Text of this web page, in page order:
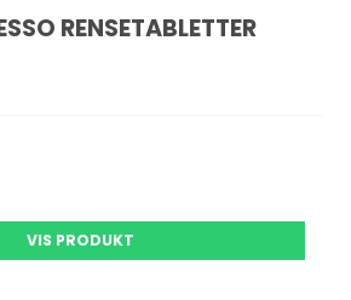
RENSETABLETTER
VIS PRODUKT